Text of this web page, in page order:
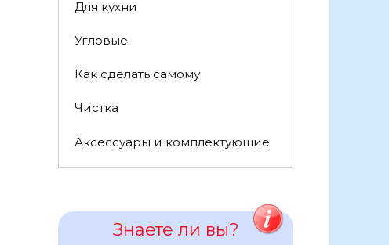
Для кухни
Угловые
Как сделать самому
Чистка
Аксессуары и комплектующие
Знаете ли вы?